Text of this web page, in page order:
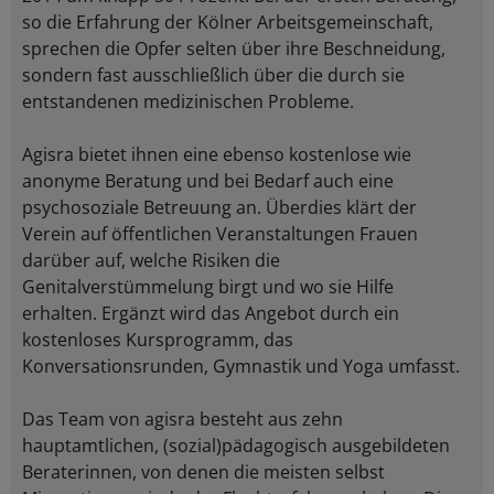
so die Erfahrung der Kölner Arbeitsgemeinschaft,
sprechen die Opfer selten über ihre Beschneidung,
sondern fast ausschließlich über die durch sie
entstandenen medizinischen Probleme.
Agisra bietet ihnen eine ebenso kostenlose wie
anonyme Beratung und bei Bedarf auch eine
psychosoziale Betreuung an. Überdies klärt der
Verein auf öffentlichen Veranstaltungen Frauen
darüber auf, welche Risiken die
Genitalverstümmelung birgt und wo sie Hilfe
erhalten. Ergänzt wird das Angebot durch ein
kostenloses Kursprogramm, das
Konversationsrunden, Gymnastik und Yoga umfasst.
Das Team von agisra besteht aus zehn
hauptamtlichen, (sozial)pädagogisch ausgebildeten
Beraterinnen, von denen die meisten selbst